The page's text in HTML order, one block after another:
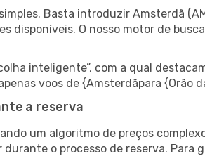
Basta introduzir Amsterdã
disponíveis. O nosso motor de
inteligente”, com a qual
voos de {Amsterdãpara {Orão
a reserva
um algoritmo de preços
o processo de reserva. Para